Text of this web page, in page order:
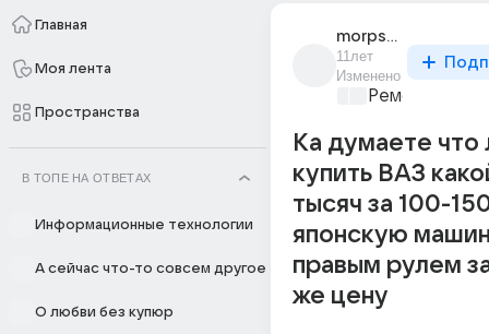
Главная
Моя лента
Пространства
В ТОПЕ НА ОТВЕТАХ
Информационные технологии
А сейчас что-то совсем другое
О любви без купюр
morps_4
11лет
Изменено
Ремонт и
Ка думаете что
купить ВАЗ
тысяч за 100-
японскую
правым рулем
же цену